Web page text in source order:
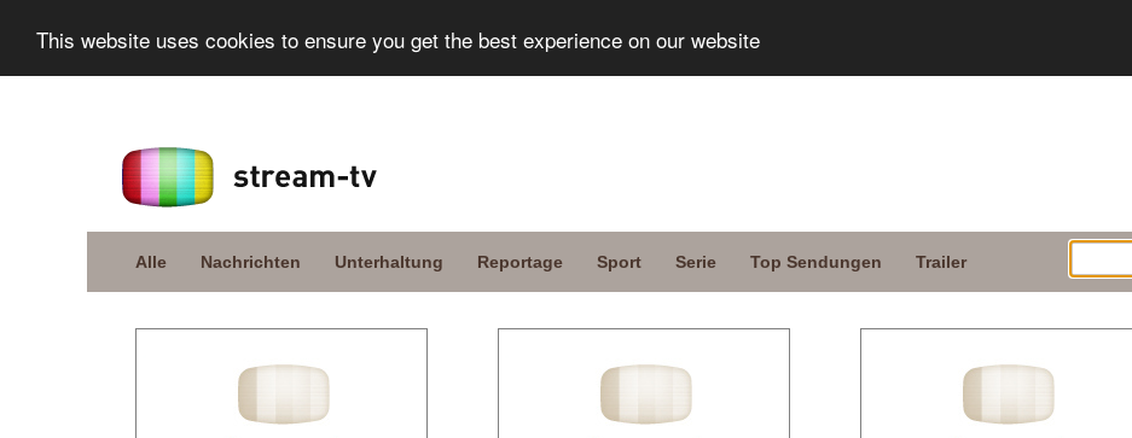
This website uses cookies to ensure you get the best experience on our website
Alle Nachrichten Unterhaltung Reportage Sport Serie Top Sendungen Trailer